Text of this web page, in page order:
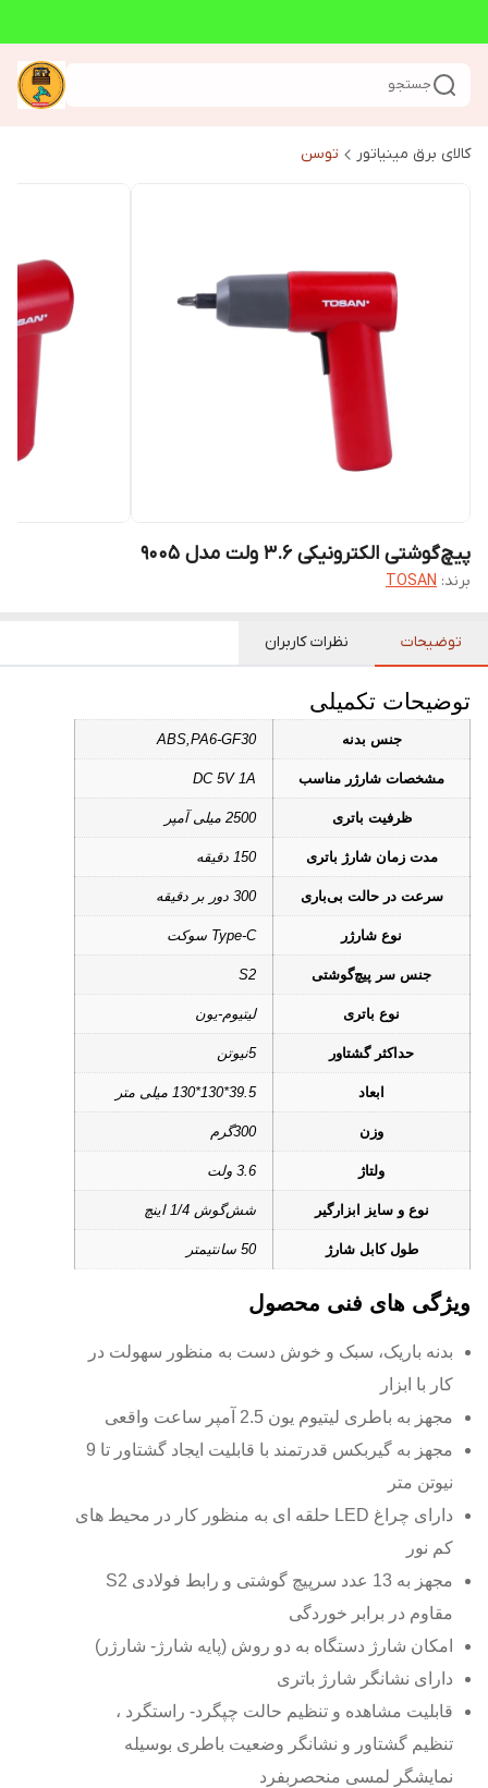
جستجو
کالای برق مینیاتور توسن
پیچ‌گوشتی الکترونیکی 3.6 ولت مدل 9005
برند: TOSAN
توضیحات نظرات کاربران
توضیحات تکمیلی
جنس بدنه ABS,PA6-GF30
مشخصات شارژر مناسب DC 5V 1A
ظرفیت باتری 2500 میلی آمپر
مدت‌ زمان شارژ باتری 150 دقیقه
سرعت در حالت بی‌باری 300 دور بر دقیقه
نوع شارژر Type-C سوکت
جنس سر پیچ‌گوشتی S2
نوع باتری لیتیوم-یون
حداکثر گشتاور 5نیوتن
ابعاد 39.5*130*130 میلی متر
وزن 300گرم
ولتاژ 3.6 ولت
نوع و سایز ابزارگیر شش‌‌گوش 1/4 اینچ
طول کابل شارژ 50 سانتیمتر
ویژگی های فنی محصول
بدنه باریک، سبک و خوش دست به منظور سهولت در
کار با ابزار
مجهز به باطری لیتیوم یون 2.5 آمپر ساعت واقعی
مجهز به گیربکس قدرتمند با قابلیت ایجاد گشتاور تا 9
نیوتن متر
دارای چراغ LED حلقه ای به منظور کار در محیط های
کم نور
مجهز به 13 عدد سرپیچ گوشتی و رابط فولادی S2
مقاوم در برابر خوردگی
امکان شارژ دستگاه به دو روش (پایه شارژ- شارژر)
دارای نشانگر شارژ باتری
قابلیت مشاهده و تنظیم حالت چپگرد- راستگرد ،
تنظیم گشتاور و نشانگر وضعیت باطری بوسیله
نمایشگر لمسی منحصربفرد